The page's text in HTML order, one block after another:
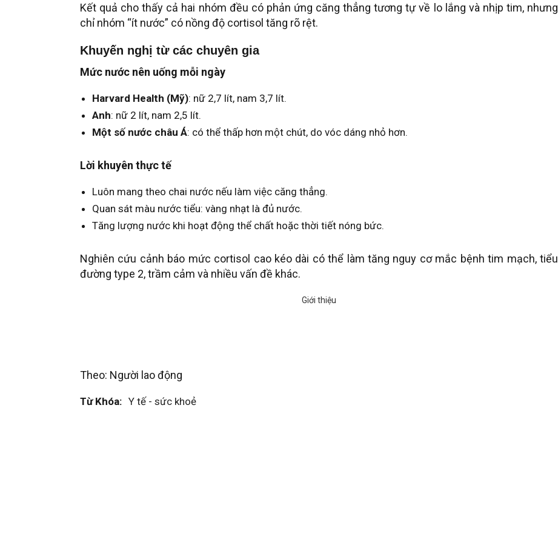
Kết quả cho thấy cả hai nhóm đều có phản ứng căng thẳng tương tự về lo lắng và nhịp tim, nhưng
chỉ nhóm “ít nước” có nồng độ cortisol tăng rõ rệt.
Khuyến nghị từ các chuyên gia
Mức nước nên uống mỗi ngày
Harvard Health (Mỹ): nữ 2,7 lít, nam 3,7 lít.
Anh: nữ 2 lít, nam 2,5 lít.
Một số nước châu Á: có thể thấp hơn một chút, do vóc dáng nhỏ hơn.
Lời khuyên thực tế
Luôn mang theo chai nước nếu làm việc căng thẳng.
Quan sát màu nước tiểu: vàng nhạt là đủ nước.
Tăng lượng nước khi hoạt động thể chất hoặc thời tiết nóng bức.
Nghiên cứu cảnh báo mức cortisol cao kéo dài có thể làm tăng nguy cơ mắc bệnh tim mạch, tiểu
đường type 2, trầm cảm và nhiều vấn đề khác.
Theo: Người lao động
Từ Khóa: Y tế - sức khoẻ